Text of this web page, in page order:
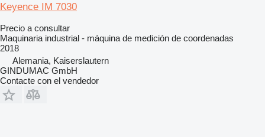
Keyence IM 7030
Precio a consultar
Maquinaria industrial - máquina de medición de coordenadas
2018
Alemania, Kaiserslautern
GINDUMAC GmbH
Contacte con el vendedor